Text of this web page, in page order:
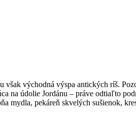
východná výspa antických ríš.
na údolie Jordánu – práve odtiaľto
mydla, pekáreň skvelých sušienok,